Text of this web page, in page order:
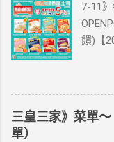
來超
這邊
【點
澳、
通有
通不
由
7-11
饋)【
111/
饋) 【
三皇三家》菜單
單）